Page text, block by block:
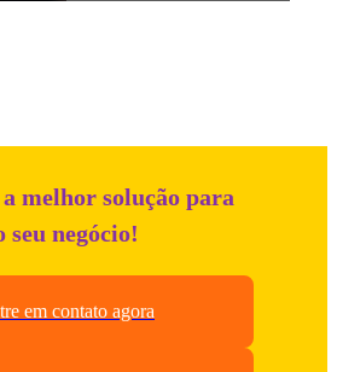
melhor solução para
seu negócio!
em contato agora